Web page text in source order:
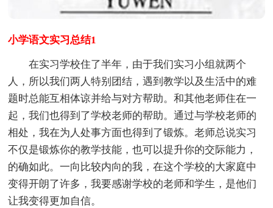
小学语文实习总结1
在实习学校住了半年，由于我们实习小组就两个
人，所以我们两人特别团结，遇到教学以及生活中的难
题时总能互相体谅并给与对方帮助。和其他老师住在一
起，我们也得到了学校老师的帮助。通过与学校老师的
相处，我在为人处事方面也得到了锻炼。老师总说实习
不仅是锻炼你的教学技能，也可以提升你的交际能力，
的确如此。一向比较内向的我，在这个学校的大家庭中
变得开朗了许多，我要感谢学校的老师和学生，是他们
让我变得更加自信。